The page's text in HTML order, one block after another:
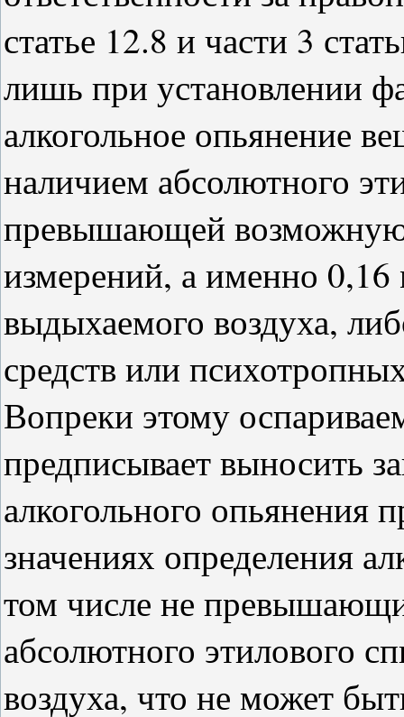
статье 12.8 и части 3
лишь при установлении
алкогольное опьянение
наличием абсолютного
превышающей
измерений, а именно
выдыхаемого воздуха,
средств или
Вопреки этому
предписывает выносить
алкогольного
значениях определения
том числе не
абсолютного этилового
воздуха, что не может